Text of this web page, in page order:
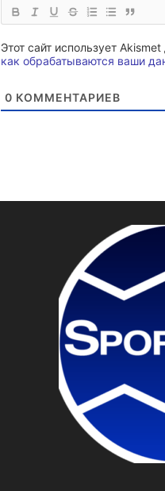
Этот сайт использует
как обрабатываются ваши
0 КОММЕНТАРИЕВ